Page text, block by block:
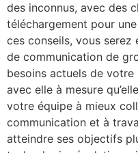
des inconnus, avec des
téléchargement pour
ces conseils, vous
de communication de
besoins actuels de
avec elle à mesure
votre équipe à mieux
communication et à
atteindre ses objectifs